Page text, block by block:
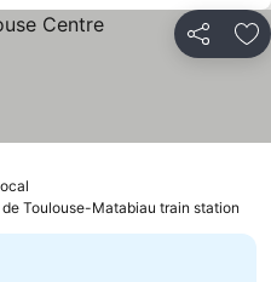
Partilhar
Toulouse-Matabiau train station